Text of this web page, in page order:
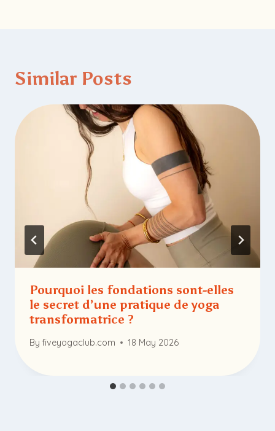
Similar Posts
Pourquoi les fondations sont-elles
le secret d’une pratique de yoga
transformatrice ?
By fiveyogaclub.com 18 May 2026